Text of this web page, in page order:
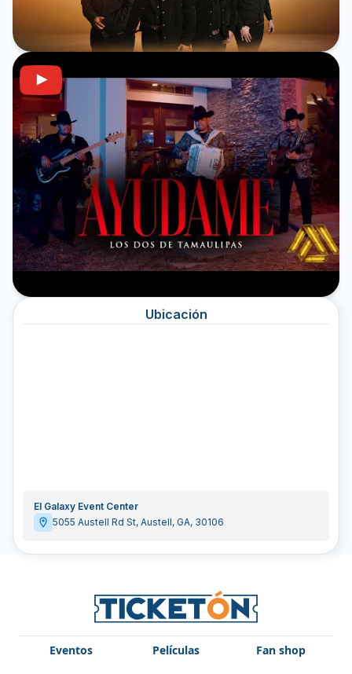
Ubicación
El Galaxy Event Center
5055 Austell Rd St, Austell, GA, 30106
Eventos Películas
Fan shop